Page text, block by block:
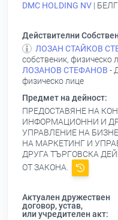
DMC HOLDING NV |
Действителни
ЛОЗАН СТАЙКОВ
собственик, физическо
ЛОЗАНОВ СТЕФАНОВ -
физическо лице
Предмет на дейност:
ПРЕДОСТАВЯНЕ НА
ИНФОРМАЦИОННИ И
УПРАВЛЕНИЕ НА
НА МАРКЕТИНГ И
ДРУГА ТЪРГОВСКА
ОТ ЗАКОНА.
Актуален дружествен
договор, устав,
или учредителен акт: